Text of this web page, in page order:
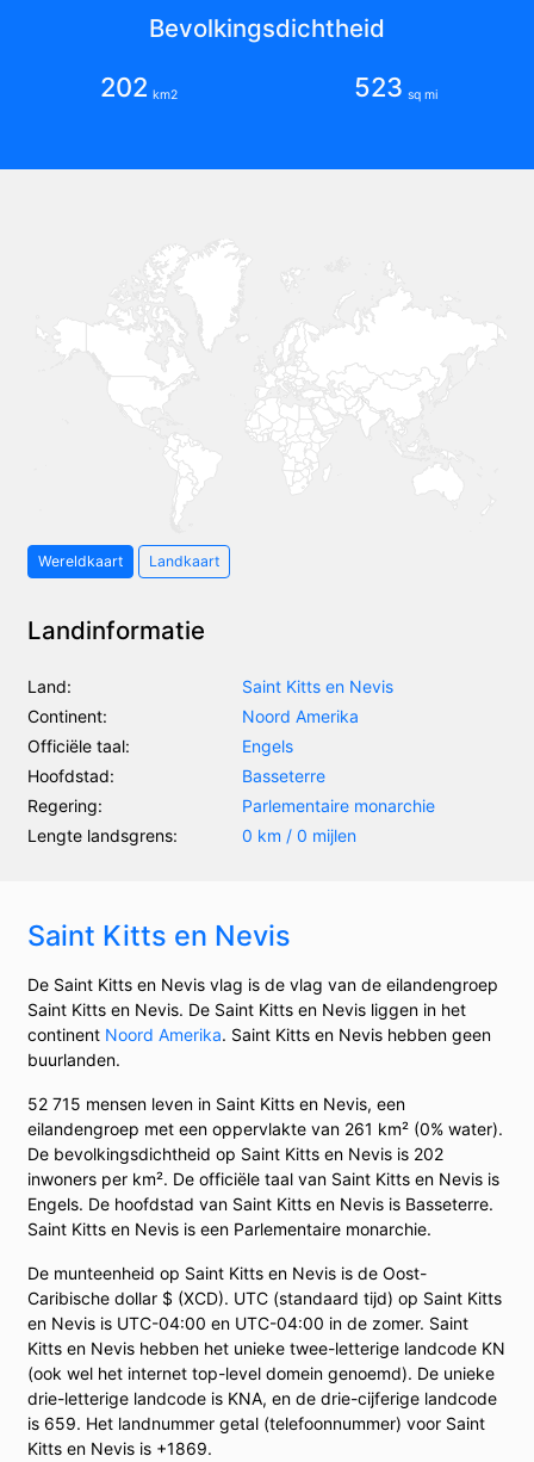
Bevolkingsdichtheid
202 km2 523 sq mi
Wereldkaart Landkaart
Landinformatie
Land:
Saint Kitts en Nevis
Continent:
Noord Amerika
Officiële taal:
Engels
Hoofdstad:
Basseterre
Regering:
Parlementaire monarchie
Lengte landsgrens:
0 km / 0 mijlen
Saint Kitts en Nevis
De Saint Kitts en Nevis vlag is de vlag van de eilandengroep
Saint Kitts en Nevis. De Saint Kitts en Nevis liggen in het
continent Noord Amerika. Saint Kitts en Nevis hebben geen
buurlanden.
52 715 mensen leven in Saint Kitts en Nevis, een
eilandengroep met een oppervlakte van 261 km² (0% water).
De bevolkingsdichtheid op Saint Kitts en Nevis is 202
inwoners per km². De officiële taal van Saint Kitts en Nevis is
Engels. De hoofdstad van Saint Kitts en Nevis is Basseterre.
Saint Kitts en Nevis is een Parlementaire monarchie.
De munteenheid op Saint Kitts en Nevis is de Oost-
Caribische dollar $ (XCD). UTC (standaard tijd) op Saint Kitts
en Nevis is UTC-04:00 en UTC-04:00 in de zomer. Saint
Kitts en Nevis hebben het unieke twee-letterige landcode KN
(ook wel het internet top-level domein genoemd). De unieke
drie-letterige landcode is KNA, en de drie-cijferige landcode
is 659. Het landnummer getal (telefoonnummer) voor Saint
Kitts en Nevis is +1869.